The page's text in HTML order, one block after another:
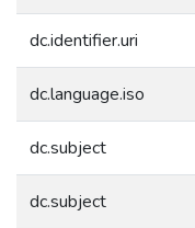
dc.identifier.uri
dc.language.iso
dc.subject
dc.subject